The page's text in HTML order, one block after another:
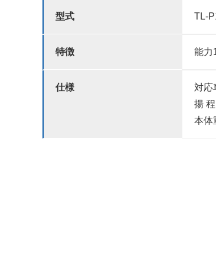
型式 TL-
特徴 能力
仕様
対応
揚
本体